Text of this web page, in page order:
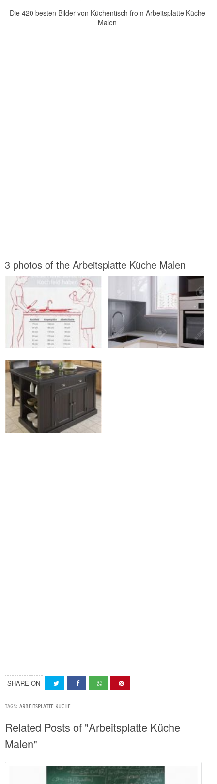
Die 420 besten Bilder von Küchentisch from Arbeitsplatte Küche
Malen
3 photos of the Arbeitsplatte Küche Malen
SHARE ON
TAGS: ARBEITSPLATTE KUCHE
Related Posts of "Arbeitsplatte Küche
Malen"